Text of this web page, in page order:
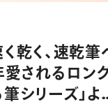
乾く、速乾筆
されるロン
シリーズ」よ